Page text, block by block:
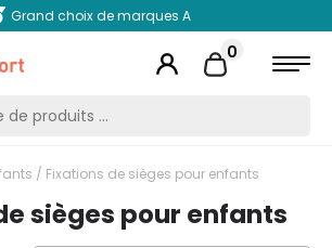
Grand choix de marques A
0
/ Fixations de sièges pour enfants
sièges pour enfants